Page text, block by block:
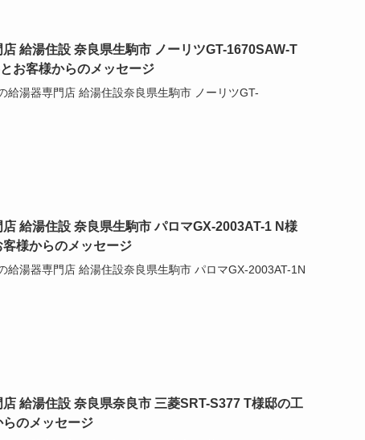
給湯住設 奈良県生駒市 ノーリツGT-1670SAW-T
お客様からのメッセージ
給湯器専門店 給湯住設奈良県生駒市 ノーリツGT-
給湯住設 奈良県生駒市 パロマGX-2003AT-1 N様
様からのメッセージ
給湯器専門店 給湯住設奈良県生駒市 パロマGX-2003AT-1N
給湯住設 奈良県奈良市 三菱SRT-S377 T様邸の工
のメッセージ